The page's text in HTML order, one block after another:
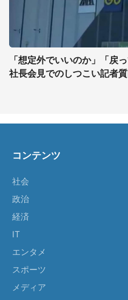
「想定外でいいのか」「戻
社長会見でのしつこい記者
コンテンツ
社会
政治
経済
IT
エンタメ
スポーツ
メディア